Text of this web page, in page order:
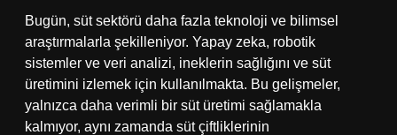
Bugün, süt sektörü daha fazla teknoloji ve bilimsel
araştırmalarla şekilleniyor. Yapay zeka, robotik
sistemler ve veri analizi, ineklerin sağlığını ve süt
üretimini izlemek için kullanılmakta. Bu gelişmeler,
yalnızca daha verimli bir süt üretimi sağlamakla
kalmıyor, aynı zamanda süt çiftliklerinin